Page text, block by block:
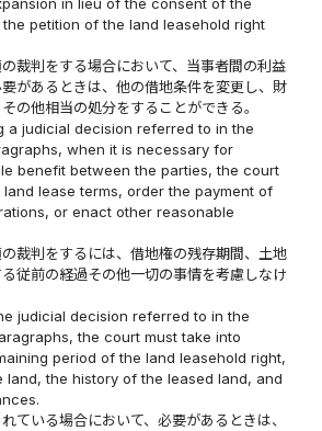
petition of the land leasehold right
裁判をする場合において、当事者間の利益
があるときは、他の借地条件を変更し、財
の他相当の処分をすることができる。
a judicial decision referred to in the
when it is necessary for
benefit between the parties, the court
lease terms, order the payment of
or enact other reasonable
裁判をするには、借地権の残存期間、土地
従前の経過その他一切の事情を考慮しなけ
judicial decision referred to in the
the court must take into
period of the land leasehold right,
land, the history of the leased land, and
ている場合において、必要があるときは、